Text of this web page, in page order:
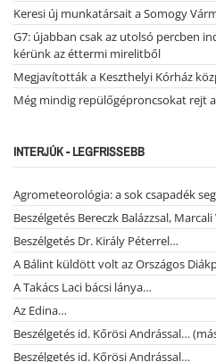
Keresi új munkatársait a Somogy
G7: újabban csak az utolsó percben
kérünk az éttermi mirelitből
Megjavították a Keszthelyi Kórház
Még mindig repülőgéproncsokat rejt
INTERJÚK - LEGFRISSEBB
Agrometeorológia: a sok csapadék
Beszélgetés Bereczk Balázzsal,
Beszélgetés Dr. Király Péterrel…
A Bálint küldött volt az Országos
A Takács Laci bácsi lánya…
Az Edina…
Beszélgetés id. Kőrösi Andrással…
Beszélgetés id. Kőrösi Andrással…